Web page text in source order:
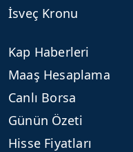
İsveç Kronu
Kap Haberleri
Maaş Hesaplama
Canlı Borsa
Günün Özeti
Hisse Fiyatları